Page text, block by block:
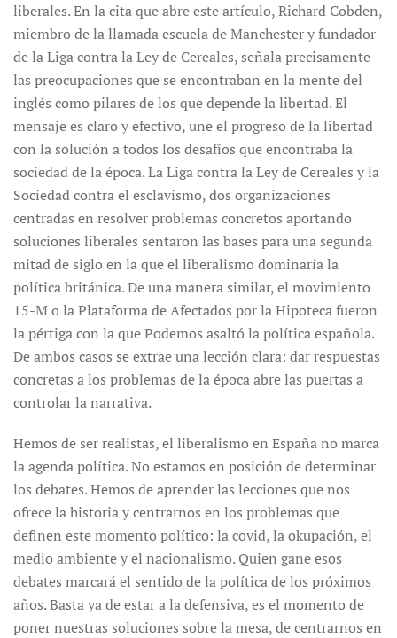
liberales. En la cita que abre este artículo, Richard Cobden,
miembro de la llamada escuela de Manchester y fundador
de la Liga contra la Ley de Cereales, señala precisamente
las preocupaciones que se encontraban en la mente del
inglés como pilares de los que depende la libertad. El
mensaje es claro y efectivo, une el progreso de la libertad
con la solución a todos los desafíos que encontraba la
sociedad de la época. La Liga contra la Ley de Cereales y la
Sociedad contra el esclavismo, dos organizaciones
centradas en resolver problemas concretos aportando
soluciones liberales sentaron las bases para una segunda
mitad de siglo en la que el liberalismo dominaría la
política británica. De una manera similar, el movimiento
15-M o la Plataforma de Afectados por la Hipoteca fueron
la pértiga con la que Podemos asaltó la política española.
De ambos casos se extrae una lección clara: dar respuestas
concretas a los problemas de la época abre las puertas a
controlar la narrativa.
Hemos de ser realistas, el liberalismo en España no marca
la agenda política. No estamos en posición de determinar
los debates. Hemos de aprender las lecciones que nos
ofrece la historia y centrarnos en los problemas que
definen este momento político: la covid, la okupación, el
medio ambiente y el nacionalismo. Quien gane esos
debates marcará el sentido de la política de los próximos
años. Basta ya de estar a la defensiva, es el momento de
poner nuestras soluciones sobre la mesa, de centrarnos en